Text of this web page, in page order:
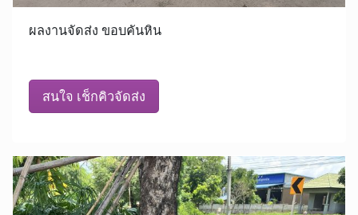
ผลงานจัดส่ง ขอบคันหิน
สนใจ เช็กคิวจัดส่ง